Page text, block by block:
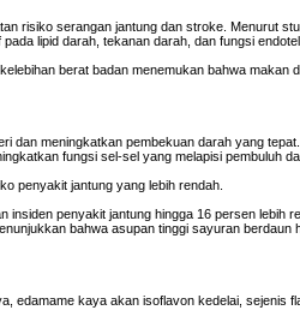
risiko serangan jantung dan stroke. Menurut
lipid darah, tekanan darah, dan fungsi endotel.
berat badan menemukan bahwa makan
dan meningkatkan pembekuan darah yang
fungsi sel-sel yang melapisi pembuluh
penyakit jantung yang lebih rendah.
penyakit jantung hingga 16 persen lebih
bahwa asupan tinggi sayuran berdaun
edamame kaya akan isoflavon kedelai, sejenis